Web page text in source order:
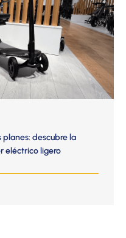
descubre la
eléctrico ligero